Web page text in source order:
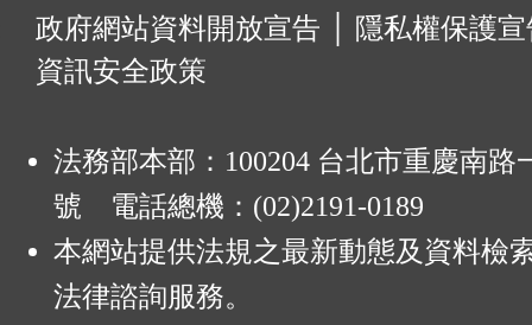
政府網站資料開放宣告
隱私權保護
資訊安全政策
法務部本部：100204 台北市重慶南路
號 電話總機：(02)2191-0189
本網站提供法規之最新動態及資料檢
法律諮詢服務。